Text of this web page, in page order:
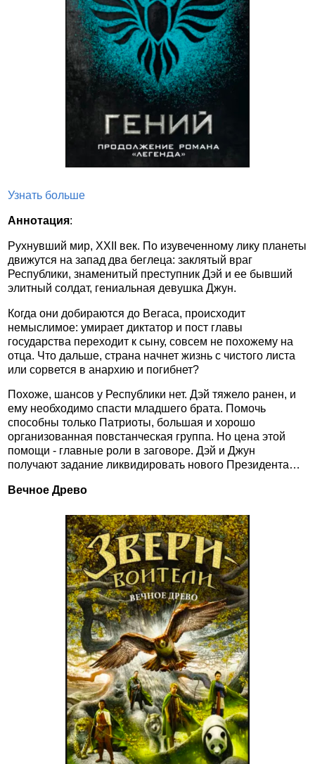
Узнать больше
Аннотация:
Рухнувший мир, XXII век. По изувеченному лику планеты
движутся на запад два беглеца: заклятый враг
Республики, знаменитый преступник Дэй и ее бывший
элитный солдат, гениальная девушка Джун.
Когда они добираются до Вегаса, происходит
немыслимое: умирает диктатор и пост главы
государства переходит к сыну, совсем не похожему на
отца. Что дальше, страна начнет жизнь с чистого листа
или сорвется в анархию и погибнет?
Похоже, шансов у Республики нет. Дэй тяжело ранен, и
ему необходимо спасти младшего брата. Помочь
способны только Патриоты, большая и хорошо
организованная повстанческая группа. Но цена этой
помощи - главные роли в заговоре. Дэй и Джун
получают задание ликвидировать нового Президента…
Вечное Древо